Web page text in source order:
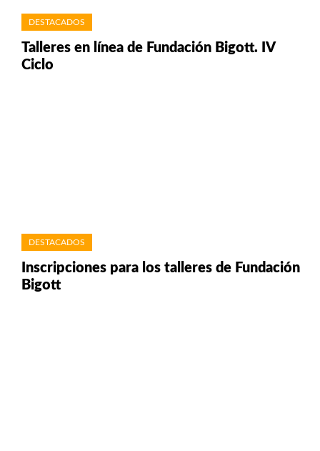
DESTACADOS
Talleres en línea de Fundación Bigott. IV
Ciclo
DESTACADOS
Inscripciones para los talleres de Fundación
Bigott